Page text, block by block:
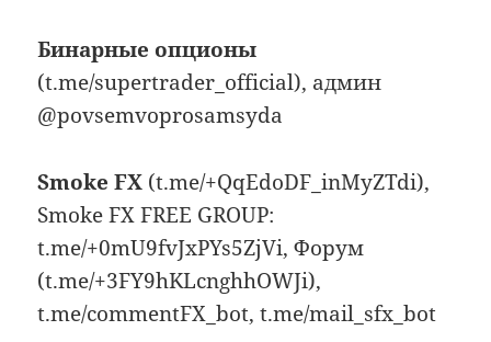
Бинарные опционы
(t.me/supertrader_official), админ
@povsemvoprosamsyda
Smoke FX (t.me/+QqEdoDF_inMyZTdi),
Smoke FX FREE GROUP:
t.me/+0mU9fvJxPYs5ZjVi, Форум
(t.me/+3FY9hKLcnghhOWJi),
t.me/commentFX_bot, t.me/mail_sfx_bot